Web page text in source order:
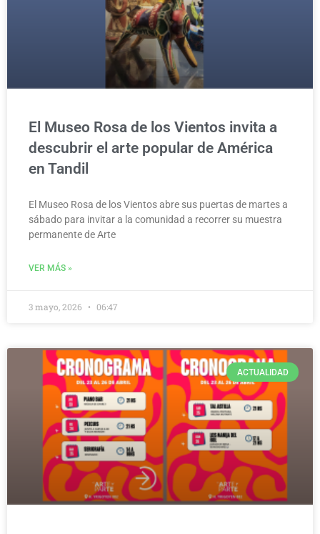
El Museo Rosa de los Vientos invita a
descubrir el arte popular de América
en Tandil
El Museo Rosa de los Vientos abre sus puertas de martes a
sábado para invitar a la comunidad a recorrer su muestra
permanente de Arte
VER MÁS »
3 mayo, 2026 06:47
ACTUALIDAD